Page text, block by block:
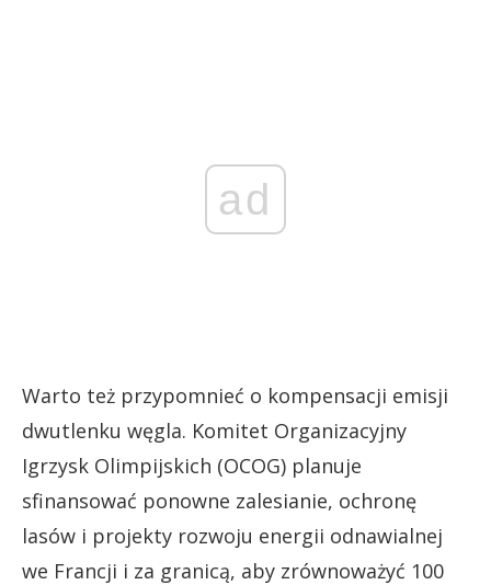
ad
Warto też przypomnieć o kompensacji emisji
dwutlenku węgla. Komitet Organizacyjny
Igrzysk Olimpijskich (OCOG) planuje
sfinansować ponowne zalesianie, ochronę
lasów i projekty rozwoju energii odnawialnej
we Francji i za granicą, aby zrównoważyć 100